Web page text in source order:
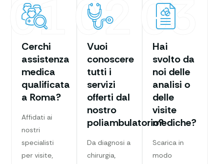
Cerchi
assistenza
medica
qualificata
a Roma?
Affidati ai
nostri
specialisti
per visite,
01
Vuoi
conoscere
tutti i
servizi
offerti dal
nostro
poliambulatorio?
Da diagnosi a
chirurgia,
02
Hai
svolto da
noi delle
analisi o
delle
visite
mediche?
Scarica in
modo
03